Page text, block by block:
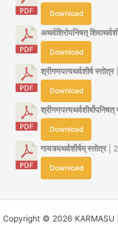
Download
अथर्वशिरोपनिषत्
Download
श्रीगणपत्यथर्वशीर्ष स्तोत्र|
Download
Download
गायत्र्यथर्वशीर्षम् स्तोत्र|
Download
Copyright © 2026 KARMASU